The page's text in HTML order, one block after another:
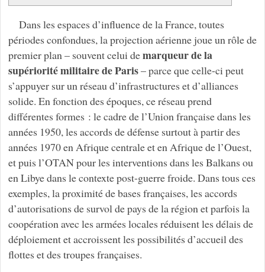
Dans les espaces d’influence de la France, toutes
périodes confondues, la projection aérienne joue un rôle de
premier plan – souvent celui demarqueur de la
supériorité militaire de Paris– parce que celle-ci peut
s’appuyer sur un réseau d’infrastructures et d’alliances
solide. En fonction des époques, ce réseau prend
différentes formes : le cadre de l’Union française dans les
années 1950, les accords de défense surtout à partir des
années 1970 en Afrique centrale et en Afrique de l’Ouest,
et puis l’OTAN pour les interventions dans les Balkans ou
en Libye dans le contexte post-guerre froide. Dans tous ces
exemples, la proximité de bases françaises, les accords
d’autorisations de survol de pays de la région et parfois la
coopération avec les armées locales réduisent les délais de
déploiement et accroissent les possibilités d’accueil des
flottes et des troupes françaises.